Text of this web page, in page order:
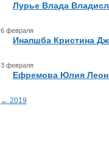
Лурье Влада
6 февраля
Инапшба Кристина
3 февраля
Ефремова Юлия
← 2019